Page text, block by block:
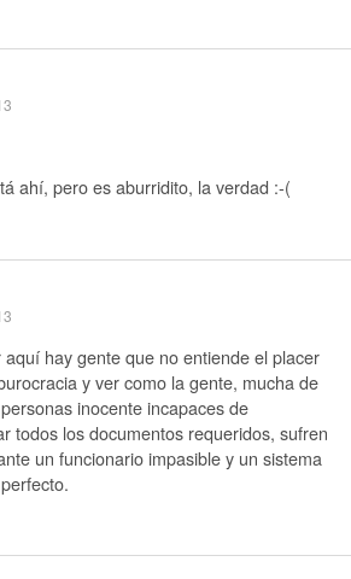
ahí, pero es aburridito, la verdad :-(
aquí hay gente que no entiende el placer
y ver como la gente, mucha de
inocente incapaces de
todos los documentos requeridos, sufren
un funcionario impasible y un sistema